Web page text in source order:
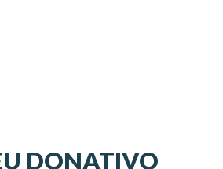
DONATIVO